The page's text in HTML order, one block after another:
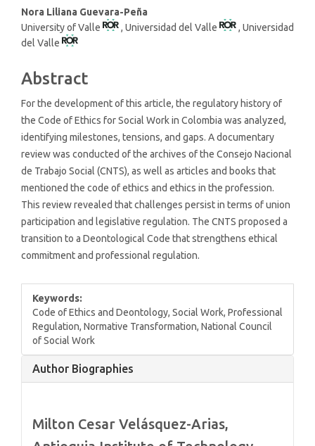
Nora Liliana Guevara-Peña
University of Valle
, Universidad del Valle
, Universidad
del Valle
Abstract
For the development of this article, the regulatory history of
the Code of Ethics for Social Work in Colombia was analyzed,
identifying milestones, tensions, and gaps. A documentary
review was conducted of the archives of the Consejo Nacional
de Trabajo Social (CNTS), as well as articles and books that
mentioned the code of ethics and ethics in the profession.
This review revealed that challenges persist in terms of union
participation and legislative regulation. The CNTS proposed a
transition to a Deontological Code that strengthens ethical
commitment and professional regulation.
Keywords:
Code of Ethics and Deontology, Social Work, Professional
Regulation, Normative Transformation, National Council
of Social Work
Article
Details
Author Biographies
Milton Cesar Velásquez-Arias,